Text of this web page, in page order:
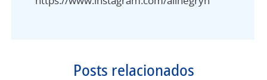
Posts relacionados